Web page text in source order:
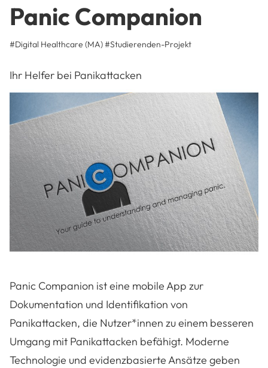
Panic Companion
#Digital Healthcare (MA)#Studierenden-Projekt
Ihr Helfer bei Panikattacken
Panic Companion ist eine mobile App zur
Dokumentation und Identifikation von
Panikattacken, die Nutzer*innen zu einem besseren
Umgang mit Panikattacken befähigt. Moderne
Technologie und evidenzbasierte Ansätze geben